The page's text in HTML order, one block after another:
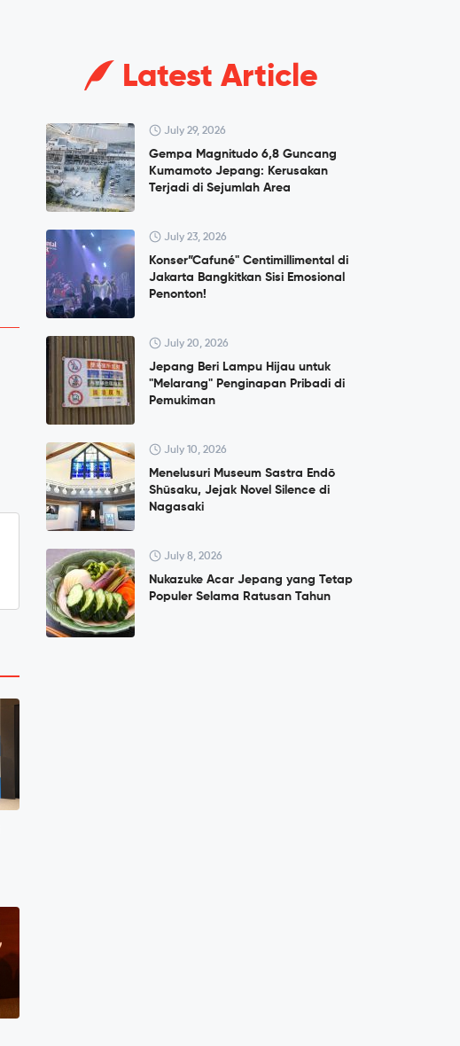
Latest Article
July 29, 2026
Gempa Magnitudo 6,8 Guncang
Kumamoto Jepang: Kerusakan
Terjadi di Sejumlah Area
July 23, 2026
Konser”Cafuné" Centimillimental di
Jakarta Bangkitkan Sisi Emosional
Penonton!
July 20, 2026
Jepang Beri Lampu Hijau untuk
"Melarang" Penginapan Pribadi di
Pemukiman
July 10, 2026
Menelusuri Museum Sastra Endō
Shūsaku, Jejak Novel Silence di
Nagasaki
July 8, 2026
Nukazuke Acar Jepang yang Tetap
Populer Selama Ratusan Tahun